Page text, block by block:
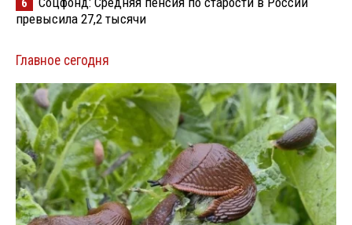
6
превысила 27,2 тысячи
Главное сегодня